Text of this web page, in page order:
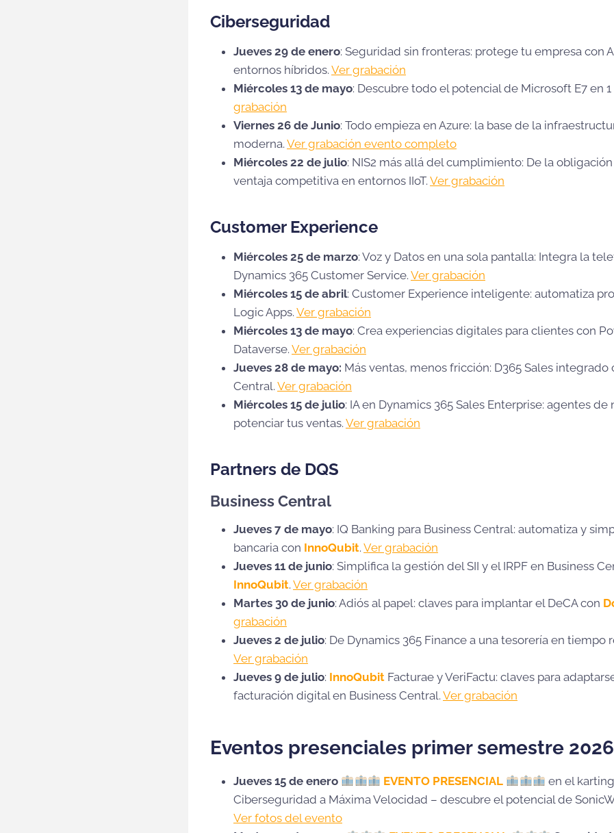
Ciberseguridad
Jueves 29 de enero: Seguridad sin fronteras: protege tu empresa con
entornos híbridos. Ver grabación
Miércoles 13 de mayo: Descubre todo el potencial de Microsoft E7 en 1
grabación
Viernes 26 de Junio: Todo empieza en Azure: la base de la
moderna. Ver grabación evento completo
Miércoles 22 de julio: NIS2 más allá del cumplimiento​: De la
ventaja competitiva en entornos IIoT. Ver grabación
Customer Experience
Miércoles 25 de marzo: Voz y Datos en una sola pantalla: Integra la
Dynamics 365 Customer Service. Ver grabación
Miércoles 15 de abril: Customer Experience inteligente: automatiza
Logic Apps. Ver grabación
Miércoles 13 de mayo: Crea experiencias digitales para clientes con
Dataverse. Ver grabación
Jueves 28 de mayo: Más ventas, menos fricción: D365 Sales integrado
Central. Ver grabación
Miércoles 15 de julio: IA en Dynamics 365 Sales Enterprise: agentes de
potenciar tus ventas. Ver grabación
Partners de DQS
Business Central
Jueves 7 de mayo: IQ Banking para Business Central: automatiza y
bancaria con InnoQubit. Ver grabación
Jueves 11 de junio: Simplifica la gestión del SII y el IRPF en Business
InnoQubit. Ver grabación
Martes 30 de junio: Adiós al papel: claves para implantar el DeCA con
grabación
Jueves 2 de julio: De Dynamics 365 Finance a una tesorería en tiempo
Ver grabación
Jueves 9 de julio: InnoQubit Facturae y VeriFactu: claves para
facturación digital en Business Central. Ver grabación
Eventos presenciales primer semestre 2026
Jueves 15 de enero EVENTO PRESENCIAL
en el
Ciberseguridad a Máxima Velocidad – descubre el potencial de
Ver fotos del evento